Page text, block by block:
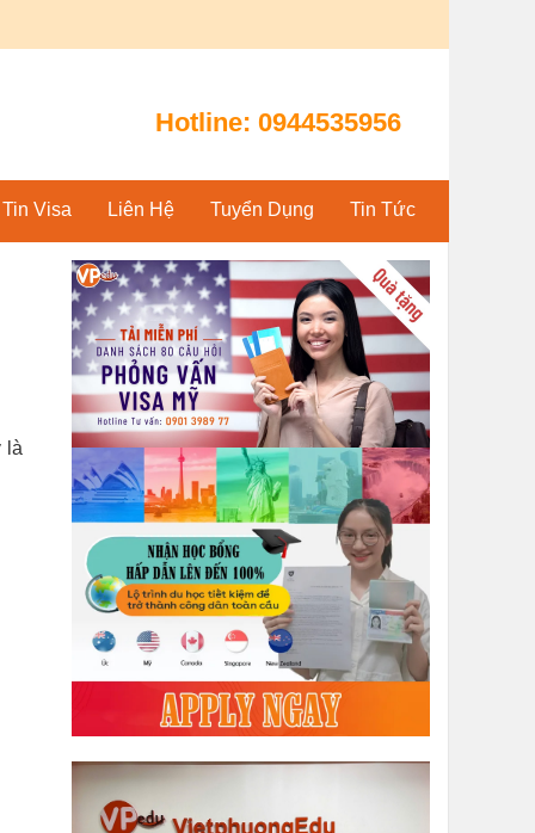
Hotline: 0944535956
Tin Visa Liên Hệ Tuyển Dụng Tin Tức
là